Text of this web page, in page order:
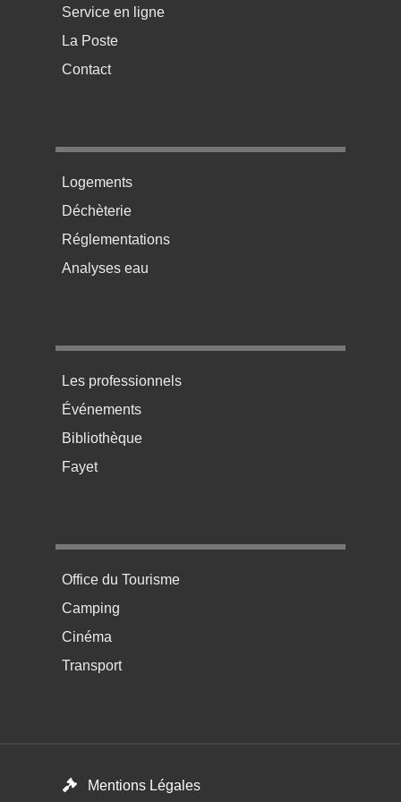
Service en ligne
La Poste
Contact
Menu pratique bas de page 2
Logements
Déchèterie
Réglementations
Analyses eau
Menu pratique bas de page 3
Les professionnels
Événements
Bibliothèque
Fayet
Menu pratique bas de page 4
Office du Tourisme
Camping
Cinéma
Transport
Mentions Légales